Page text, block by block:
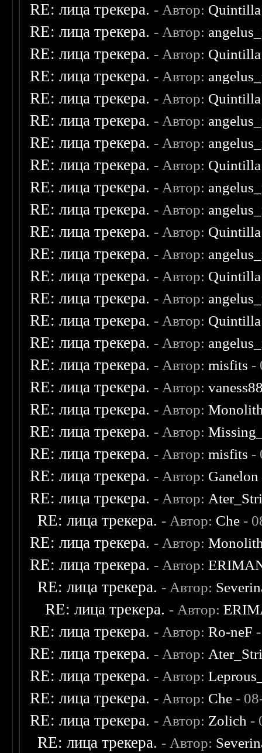
RE: лица трекера. - Автор: Quintilla
RE: лица трекера. - Автор:
RE: лица трекера. - Автор: Quintilla
RE: лица трекера. - Автор:
RE: лица трекера. - Автор: Quintilla
RE: лица трекера. - Автор:
RE: лица трекера. - Автор:
RE: лица трекера. - Автор: Quintilla
RE: лица трекера. - Автор:
RE: лица трекера. - Автор:
RE: лица трекера. - Автор: Quintilla
RE: лица трекера. - Автор:
RE: лица трекера. - Автор: Quintilla
RE: лица трекера. - Автор:
RE: лица трекера. - Автор: Quintilla
RE: лица трекера. - Автор:
RE: лица трекера. - Автор:misfits -
RE: лица трекера. - Автор:
RE: лица трекера. - Автор:
RE: лица трекера. - Автор:
RE: лица трекера. - Автор:misfits -
RE: лица трекера. - Автор: Ganelon
RE: лица трекера. - Автор:
RE: лица трекера. - Автор: Che -
RE: лица трекера. - Автор:
RE: лица трекера. - Автор:
RE: лица трекера. - Автор:
RE: лица трекера. - Автор:
RE: лица трекера. - Автор:Ro-neF
RE: лица трекера. - Автор:
RE: лица трекера. - Автор:
RE: лица трекера. - Автор: Che -
RE: лица трекера. - Автор: Zolich -
RE: лица трекера. - Автор: